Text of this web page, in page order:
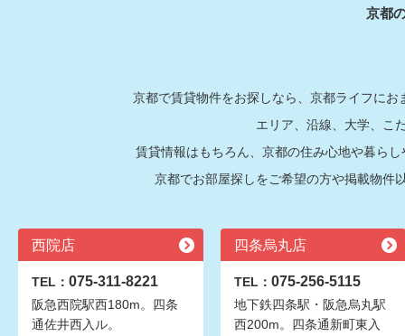
京都
京都で賃貸物件をお探しなら、京都ライフに
エリア、沿線、大学、こ
賃貸情報はもちろん、京都の住み心地や暮ら
京都でお部屋探しをご希望の方や掲載物件
西院店
TEL： 075-311-8221
阪急西院駅西180m。四条
通佐井西入ル。
四条烏丸店
TEL： 075-256-5115
地下鉄四条駅・阪急烏丸駅
西200m。四条通新町東入